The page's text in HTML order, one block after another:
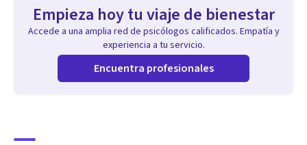
Empieza hoy tu viaje de bienestar
Accede a una amplia red de psicólogos calificados. Empatía y
experiencia a tu servicio.
Encuentra profesionales